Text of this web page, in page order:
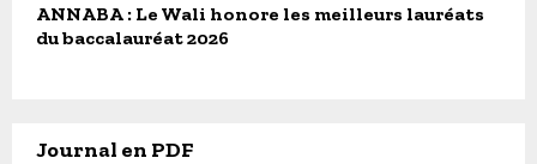
ANNABA : Le Wali honore les meilleurs lauréats
du baccalauréat 2026
Journal en PDF